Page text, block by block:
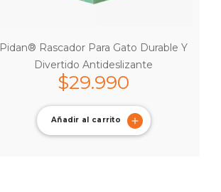
Pidan® Rascador Para Gato Durable Y
Divertido Antideslizante
$29.990
Añadir al carrito